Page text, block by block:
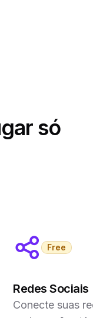
só
Free
Redes Sociais
Conecte suas